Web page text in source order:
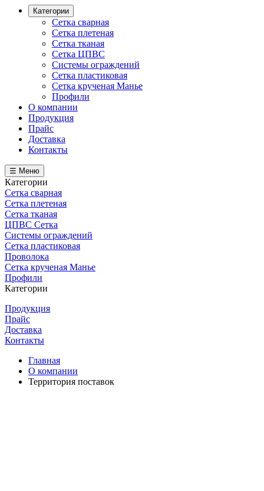
Категории
Сетка сварная
Сетка плетеная
Сетка тканая
Сетка ЦПВС
Системы ограждений
Сетка пластиковая
Сетка крученая Манье
Профили
О компании
Продукция
Прайс
Доставка
Контакты
☰ Меню
Категории
Сетка сварная
Сетка плетеная
Сетка тканая
ЦПВС Сетка
Системы ограждений
Сетка пластиковая
Проволока
Сетка крученая Манье
Профили
Категории
Продукция
Прайс
Доставка
Контакты
Главная
О компании
Территория поставок